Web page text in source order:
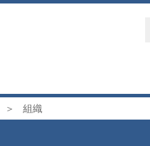
組織